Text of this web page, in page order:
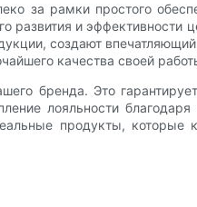
за рамки простого
развития и эффективности
создают
качества своей
бренда. Это
лояльности
продукты, которые